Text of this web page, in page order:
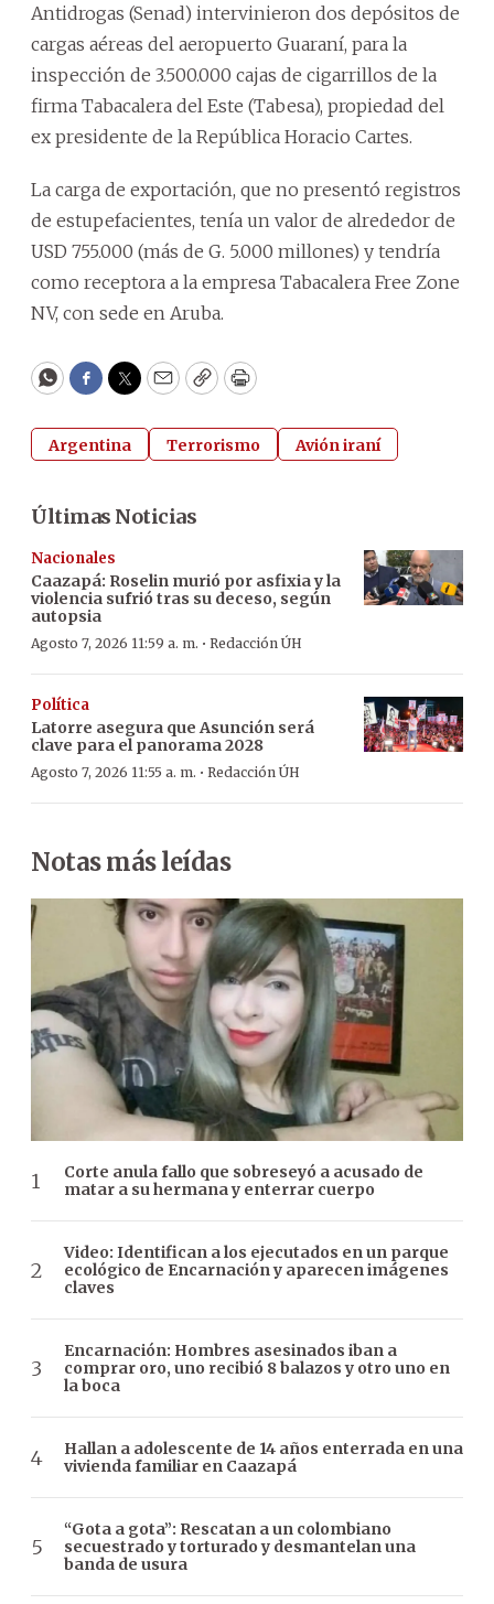
Antidrogas (Senad) intervinieron dos depósitos de
cargas aéreas del aeropuerto Guaraní, para la
inspección de 3.500.000 cajas de cigarrillos de la
firma Tabacalera del Este (Tabesa), propiedad del
ex presidente de la República Horacio Cartes.
La carga de exportación, que no presentó registros
de estupefacientes, tenía un valor de alrededor de
USD 755.000 (más de G. 5.000 millones) y tendría
como receptora a la empresa Tabacalera Free Zone
NV, con sede en Aruba.
WhatsApp
Facebook
Twitter
EmailCopyPrint
Argentina Terrorismo Avión iraní
Últimas Noticias
Nacionales
Caazapá: Roselin murió por asfixia y la
violencia sufrió tras su deceso, según
autopsia
Agosto 7, 2026 11:59 a. m. · Redacción ÚH
Política
Latorre asegura que Asunción será
clave para el panorama 2028
Agosto 7, 2026 11:55 a. m. · Redacción ÚH
Notas más leídas
Corte anula fallo que sobreseyó a acusado de
matar a su hermana y enterrar cuerpo
Video: Identifican a los ejecutados en un parque
ecológico de Encarnación y aparecen imágenes
claves
Encarnación: Hombres asesinados iban a
comprar oro, uno recibió 8 balazos y otro uno en
la boca
Hallan a adolescente de 14 años enterrada en una
vivienda familiar en Caazapá
“Gota a gota”: Rescatan a un colombiano
secuestrado y torturado y desmantelan una
banda de usura